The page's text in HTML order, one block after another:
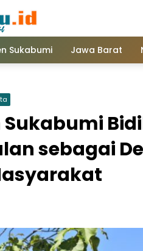
Sukabumi Jawa Barat
sebagai